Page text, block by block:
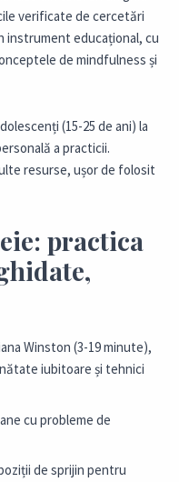
verificate de cercetări
instrument educațional, cu
de mindfulness și
(15-25 de ani) la
a practicii.
resurse, ușor de folosit
practica
Winston (3-19 minute),
iubitoare și tehnici
cu probleme de
de sprijin pentru